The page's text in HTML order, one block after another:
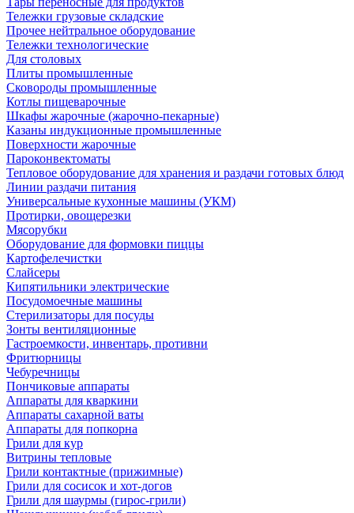
Тележки грузовые складские
Прочее нейтральное оборудование
Тележки технологические
Для столовых
Плиты промышленные
Сковороды промышленные
Котлы пищеварочные
Шкафы жарочные (жарочно-пекарные)
Казаны индукционные промышленные
Поверхности жарочные
Пароконвектоматы
Тепловое оборудование для хранения и раздачи готовых блюд
Линии раздачи питания
Универсальные кухонные машины (УКМ)
Протирки, овощерезки
Мясорубки
Оборудование для формовки пиццы
Картофелечистки
Слайсеры
Кипятильники электрические
Посудомоечные машины
Стерилизаторы для посуды
Зонты вентиляционные
Гастроемкости, инвентарь, противни
Фритюрницы
Чебуречницы
Пончиковые аппараты
Аппараты для кваркини
Аппараты сахарной ваты
Аппараты для попкорна
Грили для кур
Витрины тепловые
Грили контактные (прижимные)
Грили для сосисок и хот-догов
Грили для шаурмы (гирос-грили)